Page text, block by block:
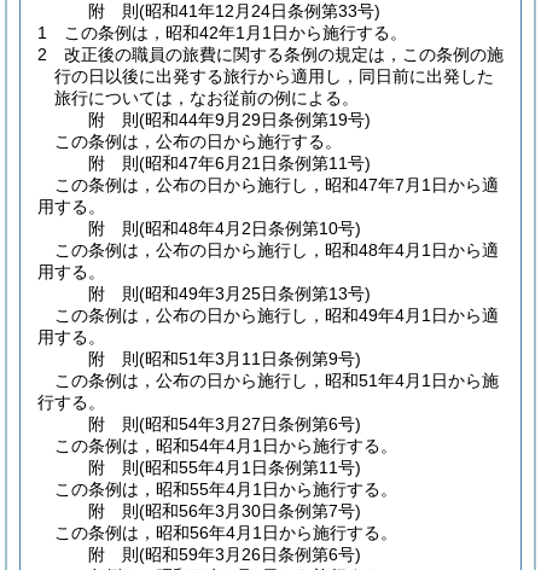
附 則(昭和41年12月24日条例第33号)
1
この条例は，昭和42年1月1日から施行する。
2
改正後の職員の旅費に関する条例の規定は，この条例の施
行の日以後に出発する旅行から適用し，同日前に出発した
旅行については，なお従前の例による。
附 則(昭和44年9月29日条例第19号)
この条例は，公布の日から施行する。
附 則(昭和47年6月21日条例第11号)
この条例は，公布の日から施行し，昭和47年7月1日から適
用する。
附 則(昭和48年4月2日条例第10号)
この条例は，公布の日から施行し，昭和48年4月1日から適
用する。
附 則(昭和49年3月25日条例第13号)
この条例は，公布の日から施行し，昭和49年4月1日から適
用する。
附 則(昭和51年3月11日条例第9号)
この条例は，公布の日から施行し，昭和51年4月1日から施
行する。
附 則(昭和54年3月27日条例第6号)
この条例は，昭和54年4月1日から施行する。
附 則(昭和55年4月1日条例第11号)
この条例は，昭和55年4月1日から施行する。
附 則(昭和56年3月30日条例第7号)
この条例は，昭和56年4月1日から施行する。
附 則(昭和59年3月26日条例第6号)